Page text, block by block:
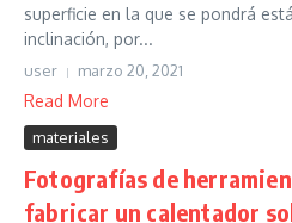
superficie en la que se pondrá
inclinación, por...
user marzo 20, 2021
Read More
materiales
Fotografías de
fabricar un calentador